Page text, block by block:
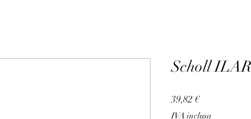
Scholl
39,82 €Prezzo
IVA inclusa